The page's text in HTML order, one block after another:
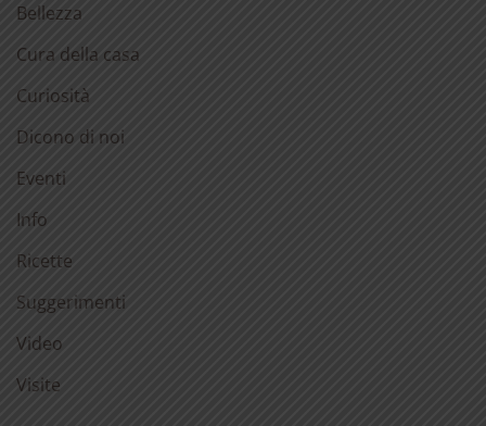
Bellezza
Cura della casa
Curiosità
Dicono di noi
Eventi
Info
Ricette
Suggerimenti
Video
Visite